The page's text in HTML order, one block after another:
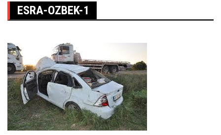
ESRA-OZBEK-1